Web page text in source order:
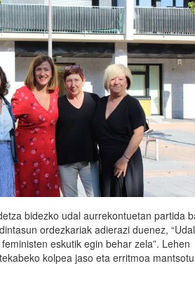
bidezko udal aurrekontuetan partida
ordezkariak adierazi duenez,
eskutik egin behar zela”. Lehen
kolpea jaso eta erritmoa mantsotu